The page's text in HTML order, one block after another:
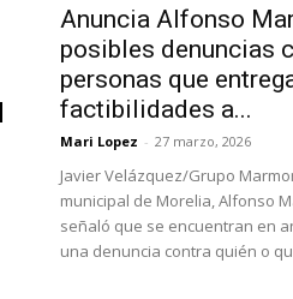
Anuncia Alfonso
posibles denuncias
personas que
factibilidades a...
Mari Lopez - 27 marzo, 2026
Javier Velázquez/Grupo
municipal de Morelia, Alfonso
señaló que se encuentran en
una denuncia contra quién o